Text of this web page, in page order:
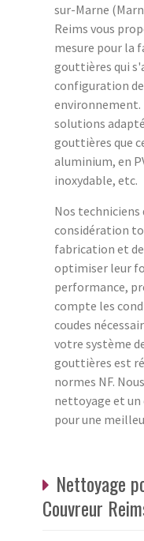
sur-Marne
Reims vous
mesure pour la
gouttières qui
configuration
environnement.
solutions
gouttières que
aluminium, en
inoxydable, etc.
Nos
considération
fabrication et
optimiser leur
performance,
compte les
coudes
votre système
gouttières est
normes NF.
nettoyage et
pour une
Nettoyage
Couvreur